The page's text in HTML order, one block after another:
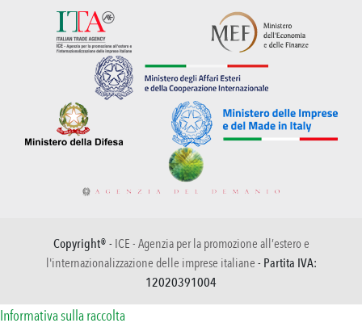
Copyright® - ICE - Agenzia per la promozione all’estero e
l'internazionalizzazione delle imprese italiane - Partita IVA:
12020391004
Informativa sulla raccolta